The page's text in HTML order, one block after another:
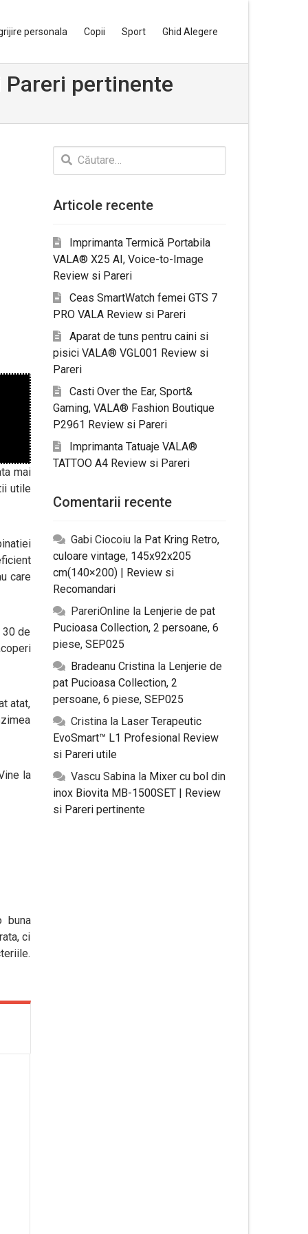
personala Copii Sport Ghid Alegere
Pareri pertinente
mai
utile
care
de
atat,
la
buna
ci
Caută
după:
Articole recente
Imprimanta Termică Portabila
VALA® X25 AI, Voice-to-Image
Review si Pareri
Ceas SmartWatch femei GTS 7
PRO VALA Review si Pareri
Aparat de tuns pentru caini si
pisici VALA® VGL001 Review si
Pareri
Casti Over the Ear, Sport&
Gaming, VALA® Fashion Boutique
P2961 Review si Pareri
Imprimanta Tatuaje VALA®
TATTOO A4 Review si Pareri
Comentarii recente
Gabi Ciocoiula Pat Kring Retro,
culoare vintage, 145x92x205
cm(140×200) | Review si
Recomandari
PareriOnline la Lenjerie de pat
Pucioasa Collection, 2 persoane, 6
piese, SEP025
Bradeanu Cristinala Lenjerie de
pat Pucioasa Collection, 2
persoane, 6 piese, SEP025
Cristinala Laser Terapeutic
EvoSmart™ L1 Profesional Review
si Pareri utile
Vascu Sabinala Mixer cu bol din
inox Biovita MB-1500SET | Review
si Pareri pertinente